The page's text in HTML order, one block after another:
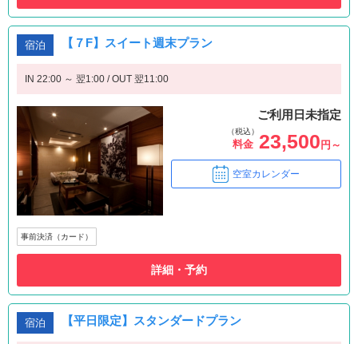
宿泊 【７F】スイート週末プラン
IN 22:00 ～ 翌1:00 / OUT 翌11:00
ご利用日未指定
（税込）
料金 23,500 円～
空室カレンダー
事前決済（カード）
詳細・予約
宿泊 【平日限定】スタンダードプラン